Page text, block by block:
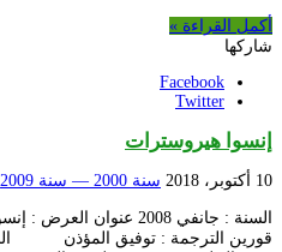
أكمل القراءة »
شاركها
Facebook
Twitter
إنسوا هيروسترات
10 أكتوبر، 2018 سنة 2000 — سنة 2009
السنة : جانفي 2008
قورين الترجمة : توفيق المؤذن